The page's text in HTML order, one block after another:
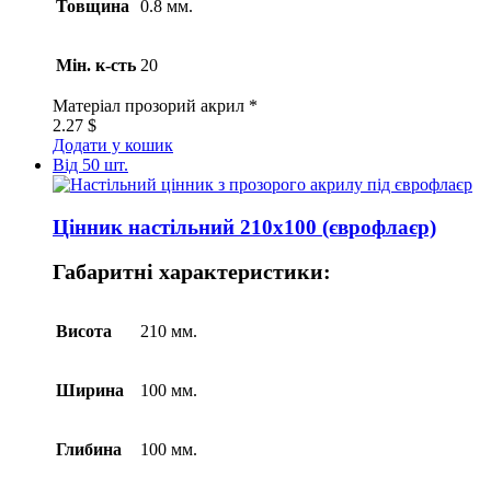
Товщина 0.8 мм.
Мін. к-сть 20
Матеріал прозорий акрил *
2.27 $
Додати у кошик
Від 50 шт.
Цінник настільний 210х100 (єврофлаєр)
Габаритні характеристики:
Висота 210 мм.
Ширина 100 мм.
Глибина 100 мм.